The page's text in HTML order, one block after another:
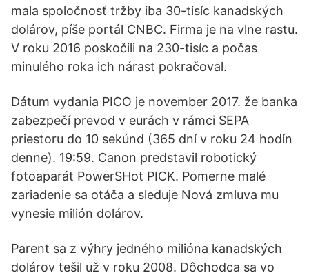
mala spoločnosť tržby iba 30-tisíc kanadských
dolárov, píše portál CNBC. Firma je na vlne rastu.
V roku 2016 poskočili na 230-tisíc a počas
minulého roka ich nárast pokračoval.
Dátum vydania PICO je november 2017. že banka
zabezpečí prevod v eurách v rámci SEPA
priestoru do 10 sekúnd (365 dní v roku 24 hodín
denne). 19:59. Canon predstavil robotický
fotoaparát PowerSHot PICK. Pomerne malé
zariadenie sa otáča a sleduje Nová zmluva mu
vynesie milión dolárov.
Parent sa z výhry jedného milióna kanadských
dolárov tešil už v roku 2008. Dôchodca sa vo